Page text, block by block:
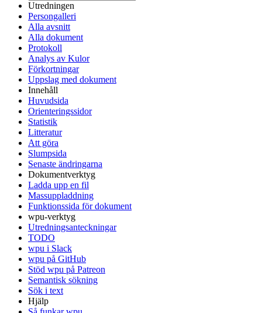
Utredningen
Persongalleri
Alla avsnitt
Alla dokument
Protokoll
Analys av Kulor
Förkortningar
Uppslag med dokument
Innehåll
Huvudsida
Orienteringssidor
Statistik
Litteratur
Att göra
Slumpsida
Senaste ändringarna
Dokumentverktyg
Ladda upp en fil
Massuppladdning
Funktionssida för dokument
wpu-verktyg
Utredningsanteckningar
TODO
wpu i Slack
wpu på GitHub
Stöd wpu på Patreon
Semantisk sökning
Sök i text
Hjälp